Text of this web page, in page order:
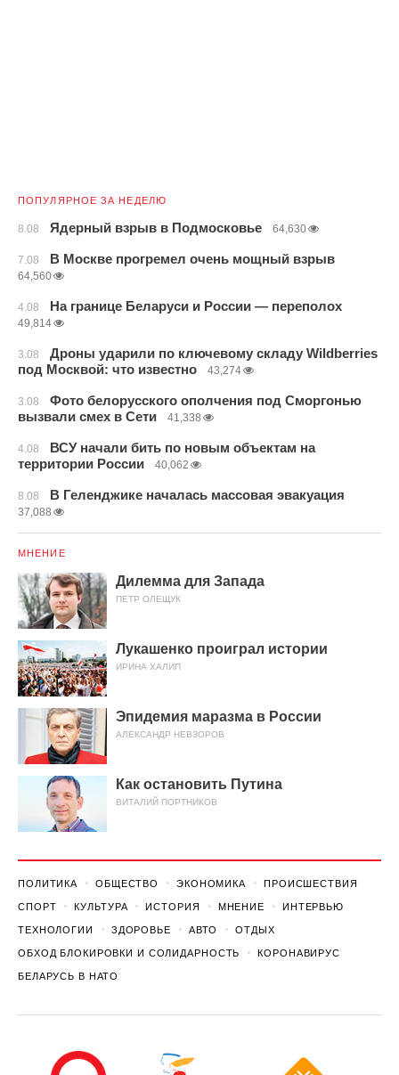
ПОПУЛЯРНОЕ ЗА НЕДЕЛЮ
8.08 Ядерный взрыв в Подмосковье 64,630
7.08 В Москве прогремел очень мощный взрыв
64,560
4.08 На границе Беларуси и России — переполох
49,814
3.08
Дроны ударили по ключевому складу Wildberries
под Москвой: что известно
43,274
3.08
Фото белорусского ополчения под Сморгонью
вызвали смех в Сети
41,338
4.08
ВСУ начали бить по новым объектам на
территории России
40,062
8.08 В Геленджике началась массовая эвакуация
37,088
МНЕНИЕ
Дилемма для Запада
ПЕТР ОЛЕЩУК
Лукашенко проиграл истории
ИРИНА ХАЛИП
Эпидемия маразма в России
АЛЕКСАНДР НЕВЗОРОВ
Как остановить Путина
ВИТАЛИЙ ПОРТНИКОВ
ПОЛИТИКА ОБЩЕСТВО ЭКОНОМИКА ПРОИСШЕСТВИЯ
СПОРТ КУЛЬТУРА ИСТОРИЯ МНЕНИЕ ИНТЕРВЬЮ
ТЕХНОЛОГИИ ЗДОРОВЬЕ АВТО ОТДЫХ
ОБХОД БЛОКИРОВКИ И СОЛИДАРНОСТЬ КОРОНАВИРУС
БЕЛАРУСЬ В НАТО